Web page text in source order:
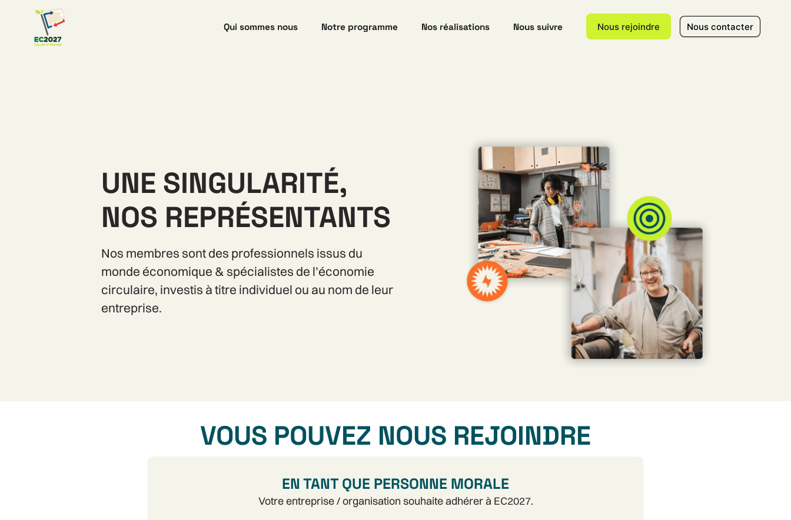
Qui sommes nous Notre programme Nos réalisations Nous suivre Nous rejoindre Nous contacter
UNE SINGULARITÉ,
NOS REPRÉSENTANTS
Nos membres sont des professionnels issus du
monde économique & spécialistes de l’économie
circulaire, investis à titre individuel ou au nom de leur
entreprise.
VOUS POUVEZ NOUS REJOINDRE
EN TANT QUE PERSONNE MORALE
Votre entreprise / organisation souhaite adhérer à EC2027.